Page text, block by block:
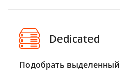
Dedicated
Подобрать